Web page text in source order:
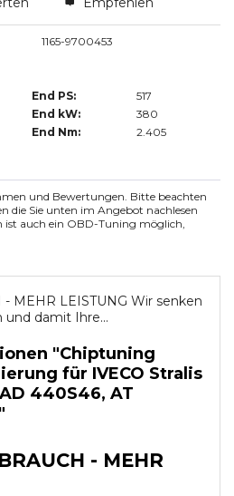
1165-9700453
End PS:
517
End kW:
380
End Nm:
2.405
und Bewertungen. Bitte beachten
die Sie unten im Angebot nachlesen
ist auch ein OBD-Tuning möglich,
MEHR LEISTUNG Wir senken
und damit Ihre...
"Chiptuning
für IVECO Stralis
440S46, AT
- MEHR